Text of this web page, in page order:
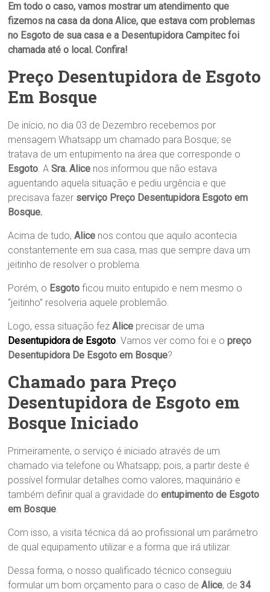
Em todo o caso, vamos mostrar um atendimento que
fizemos na casa da donaAlice, que estava com problemas
no Esgoto de sua casa e a Desentupidora Campitecfoi
chamada até o local. Confira!
Preço Desentupidora de Esgoto
Em Bosque
De início, no dia 03 de Dezembro recebemos por
mensagem Whatsapp um chamado para Bosque; se
tratava de um entupimento na área que corresponde o
Esgoto. ASra. Alice nos informou que não estava
aguentando aquela situação e pediu urgência e que
precisava fazer serviço Preço Desentupidora Esgoto em
Bosque.
Acima de tudo,Alice nos contou que aquilo acontecia
constantemente em sua casa, mas que sempre dava um
jeitinho de resolver o problema.
Porém, o Esgoto ficou muito entupido e nem mesmo o
“jeitinho” resolveria aquele problemão.
Logo, essa situação fezAlice precisar de uma
Desentupidora de Esgoto. Vamos ver como foi e opreço
Desentupidora De Esgoto em Bosque?
Chamado para Preço
Desentupidora de Esgoto em
Bosque Iniciado
Primeiramente, o serviço é iniciado através de um
chamado via telefone ou Whatsapp; pois, a partir deste é
possível formular detalhes como valores, maquinário e
também definir qual a gravidade doentupimento de Esgoto
em Bosque.
Com isso, a visita técnica dá ao profissional um parâmetro
de qual equipamento utilizar e a forma que irá utilizar.
Dessa forma, o nosso qualificado técnico conseguiu
formular um bom orçamento para o caso deAlice, de34